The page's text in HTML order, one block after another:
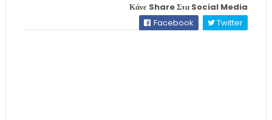
Κάνε Share Στα Social Media
Facebook
Twitter